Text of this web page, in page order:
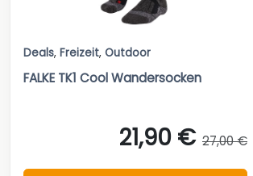
Deals, Freizeit, Outdoor
FALKE TK1 Cool Wandersocken
21,90 € 27,00 €